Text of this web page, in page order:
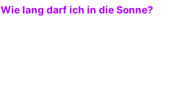
Wie lang darf ich in die Sonne?